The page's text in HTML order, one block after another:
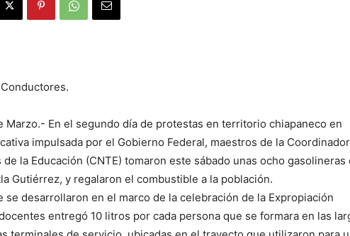
Marzo.- En el segundo día de protestas en territorio chiapaneco en
impulsada por el Gobierno Federal, maestros de la
la Educación (CNTE) tomaron este sábado unas ocho gasolineras
Gutiérrez, y regalaron el combustible a la población.
se desarrollaron en el marco de la celebración de la Expropiación
entregó 10 litros por cada persona que se formara en las